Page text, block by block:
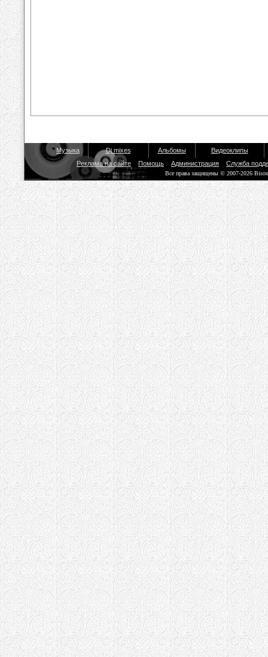
Музыка Dj mixes Альбомы
Видеоклипы
Реклама на сайте
Помощь Администрация Служба
Все права защищены © 2007-2026